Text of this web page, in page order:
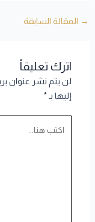
→ المقالة السابقة
اترك تعليقاً
لن يتم نشر عنوان
إليها بـ*